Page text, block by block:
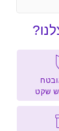
שקט